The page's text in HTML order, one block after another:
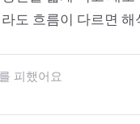
도 흐름이 다르면